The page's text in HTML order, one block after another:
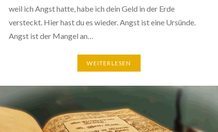
weil ich Angst hatte, habe ich dein Geld in der Erde
versteckt. Hier hast du es wieder. Angst ist eine Ursünde.
Angst ist der Mangel an…
WEITERLESEN